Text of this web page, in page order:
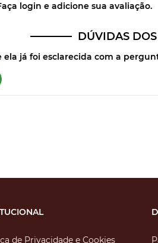
login e adicione sua avaliação.
DÚVIDAS
ela já foi esclarecida com a
de Privacidade e Cookies